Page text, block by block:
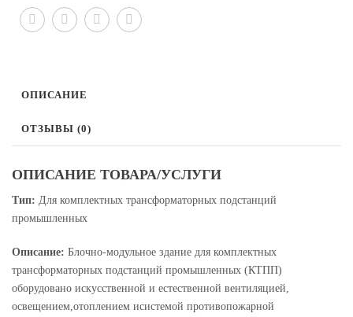
ОПИСАНИЕ
ОТЗЫВЫ (0)
ОПИСАНИЕ ТОВАРА/УСЛУГИ
Тип: Для комплектных трансформаторных подстанций
промышленных
Описание: Блочно-модульное здание для комплектных
трансформаторных подстанций промышленных (КТПП)
оборудовано искусственной и естественной вентиляцией,
освещением,отоплением исистемой противопожарной